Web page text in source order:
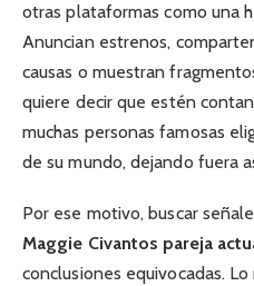
otras plataformas como una
Anuncian estrenos,
causas o muestran
quiere decir que estén
muchas personas famosas
de su mundo, dejando fuera
Por ese motivo, buscar
Maggie Civantos pareja
conclusiones equivocadas.